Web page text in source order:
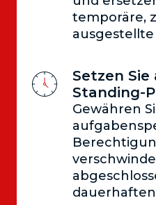
temporäre,
Setzen Sie
Standing-
Gewähren